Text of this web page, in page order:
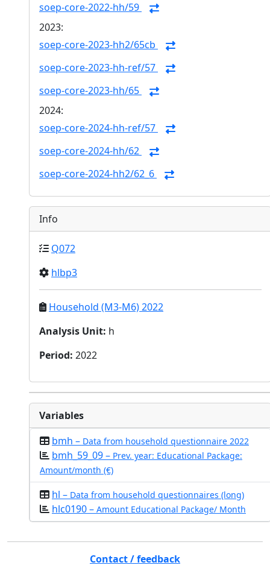
soep-core-2022-hh/59
2023:
soep-core-2023-hh2/65cb
soep-core-2023-hh-ref/57
soep-core-2023-hh/65
2024:
soep-core-2024-hh-ref/57
soep-core-2024-hh/62
soep-core-2024-hh2/62_6
Info
Q072
hlbp3
Household (M3-M6) 2022
Analysis Unit: h
Period: 2022
Variables
bmh – Data from household questionnaire 2022
bmh_59_09 – Prev. year: Educational Package:
Amount/month (€)
hl – Data from household questionnaires (long)
hlc0190 – Amount Educational Package/ Month
Contact / feedback